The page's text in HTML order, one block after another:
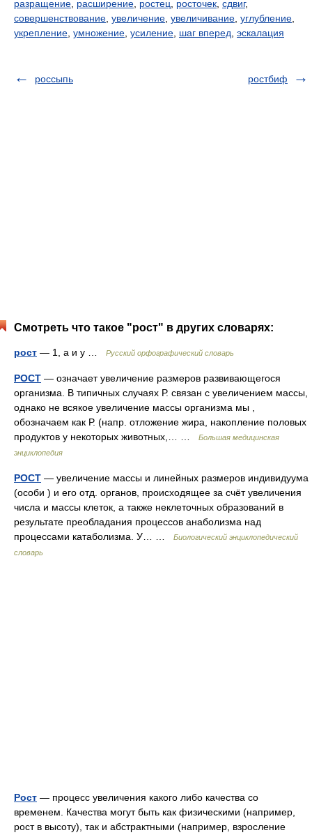
разращение расширение ростец росточек сдвиг,
совершенствование увеличение увеличивание углубление
укрепление умножение усиление шаг вперед эскалация
россыпь ростбиф
Смотреть что такое "рост" в других словарях:
рост — 1, а и у … Русский орфографический словарь
РОСТ — означает увеличение размеров развивающегося
организма. В типичных случаях Р. связан с увеличением массы,
однако не всякое увеличение массы организма мы ,
обозначаем как Р. (напр. отложение жира, накопление половых
продуктов у некоторых животных,… …
Большая медицинская
энциклопедия
РОСТ — увеличение массы и линейных размеров индивидуума
(особи ) и его отд. органов, происходящее за счёт увеличения
числа и массы клеток, а также неклеточных образований в
результате преобладания процессов анаболизма над
процессами катаболизма. У… …
Биологический энциклопедический
словарь
Рост — процесс увеличения какого либо качества со
временем. Качества могут быть как физическими (например,
рост в высоту), так и абстрактными (например, взросление